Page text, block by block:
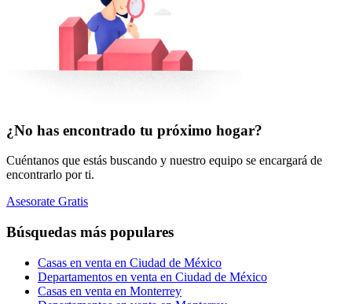
¿No has encontrado tu próximo hogar?
Cuéntanos que estás buscando y nuestro equipo se encargará de
encontrarlo por ti.
Asesorate Gratis
Búsquedas más populares
Casas en venta en Ciudad de México
Departamentos en venta en Ciudad de México
Casas en venta en Monterrey